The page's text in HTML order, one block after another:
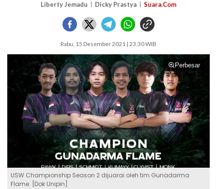
Liberty Jemadu Dicky Prastya Suara.Com
Rabu, 15 Desember 2021 | 23:30 WIB
Perbesar
USW Championship Season 2 dijuarai oleh tim Gunadarma
Flame. [Dok Unipin]